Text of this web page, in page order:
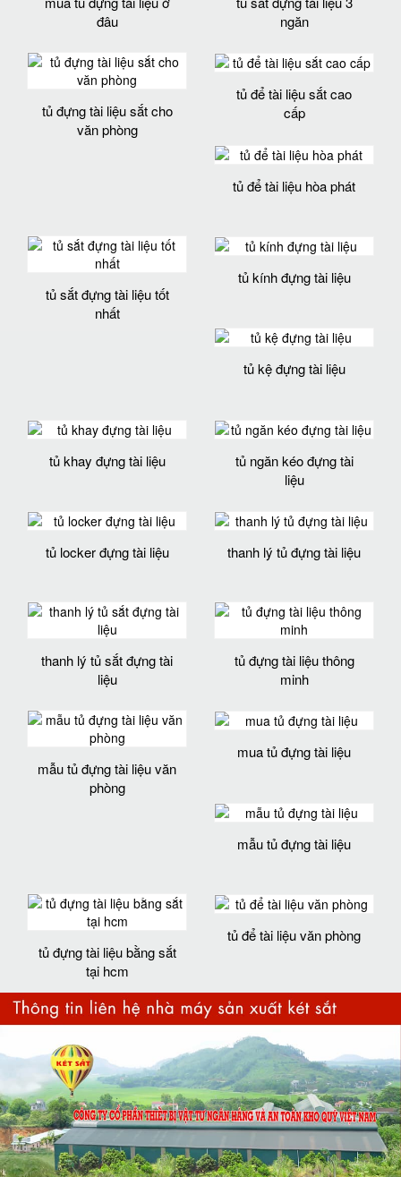
đâu
ngăn
tủ đựng tài liệu sắt cho
văn phòng
tủ để tài liệu sắt cao
cấp
tủ để tài liệu hòa phát
tủ sắt đựng tài liệu tốt
nhất
tủ kính đựng tài liệu
tủ kệ đựng tài liệu
tủ khay đựng tài liệu
tủ ngăn kéo đựng tài
liệu
tủ locker đựng tài liệu thanh lý tủ đựng tài liệu
thanh lý tủ sắt đựng tài
liệu
tủ đựng tài liệu thông
minh
mẫu tủ đựng tài liệu văn
phòng
mua tủ đựng tài liệu
mẫu tủ đựng tài liệu
tủ đựng tài liệu bằng sắt
tại hcm
tủ để tài liệu văn phòng